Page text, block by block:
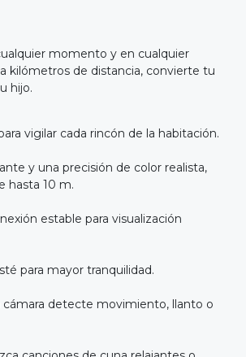
momento y en cualquier
kilómetros de distancia, convierte tu
hijo.
vigilar cada rincón de la habitación.
y una precisión de color realista,
hasta 10 m.
estable para visualización
para mayor tranquilidad.
detecte movimiento, llanto o